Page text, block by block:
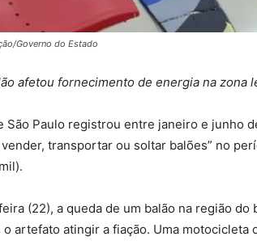
Governo do Estado
afetou fornecimento de energia na
São Paulo registrou entre janeiro e junho
transportar ou soltar balões” no
(22), a queda de um balão na região
artefato atingir a fiação. Uma